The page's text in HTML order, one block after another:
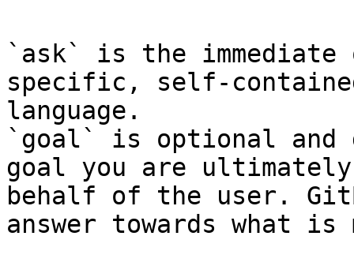
`ask` is the
specific, self-
language.
`goal` is optional and
goal you are
behalf of the user.
answer towards what